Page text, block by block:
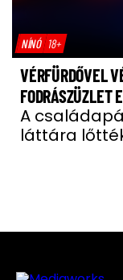
NÍNÓ 18+
VÉRFÜRDŐVEL
FODRÁSZÜZLET
A
láttára